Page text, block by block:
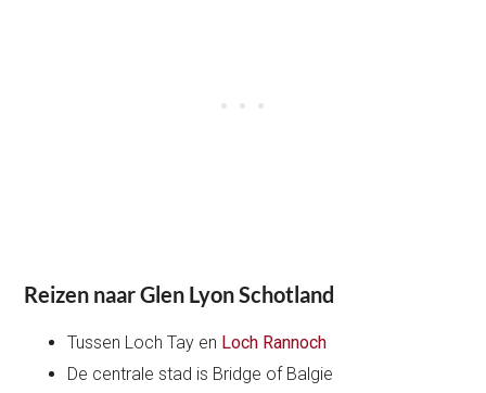
Reizen naar Glen Lyon Schotland
Tussen Loch Tay en Loch Rannoch
De centrale stad is Bridge of Balgie